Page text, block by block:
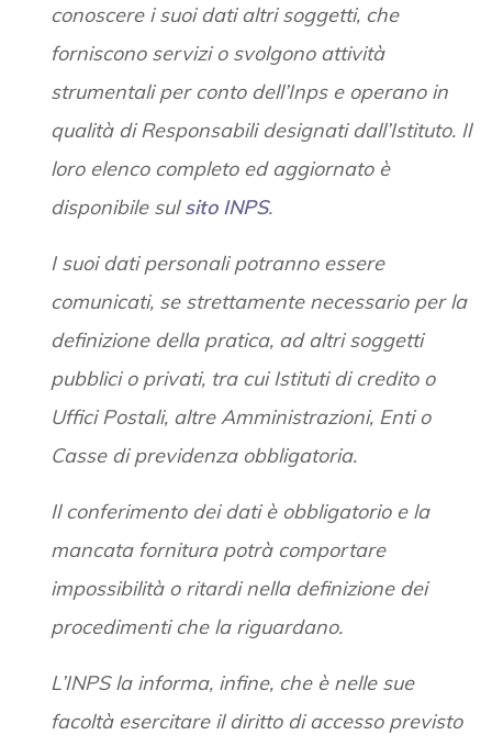
conoscere i suoi dati altri soggetti, che
forniscono servizi o svolgono attività
strumentali per conto dell’Inps e operano in
qualità di Responsabili designati dall’Istituto. Il
loro elenco completo ed aggiornato è
disponibile sulsito INPS.
I suoi dati personali potranno essere
comunicati, se strettamente necessario per la
definizione della pratica, ad altri soggetti
pubblici o privati, tra cui Istituti di credito o
Uffici Postali, altre Amministrazioni, Enti o
Casse di previdenza obbligatoria.
Il conferimento dei dati è obbligatorio e la
mancata fornitura potrà comportare
impossibilità o ritardi nella definizione dei
procedimenti che la riguardano.
L’INPS la informa, infine, che è nelle sue
facoltà esercitare il diritto di accesso previsto